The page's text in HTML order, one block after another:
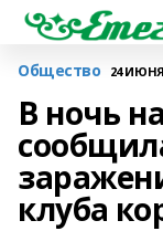
Общество 24 ИЮНЯ
В ночь
клуба